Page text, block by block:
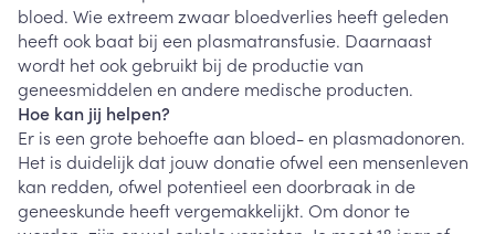
bloed. Wie extreem zwaar bloedverlies heeft geleden
heeft ook baat bij een plasmatransfusie. Daarnaast
wordt het ook gebruikt bij de productie van
geneesmiddelen en andere medische producten.
Hoe kan jij helpen?
Er is een grote behoefte aan bloed- en plasmadonoren.
Het is duidelijk dat jouw donatie ofwel een mensenleven
kan redden, ofwel potentieel een doorbraak in de
geneeskunde heeft vergemakkelijkt. Om donor te